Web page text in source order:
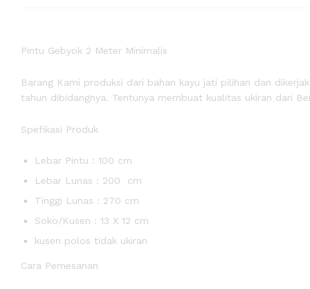
Pintu Gebyok 2 Meter Minimalis
Barang Kami produksi dari bahan kayu jati pilihan dan
tahun dibidangnya. Tentunya membuat kualitas ukiran dari
Spefikasi Produk
Lebar Pintu : 100 cm
Lebar Lunas : 200 cm
Tinggi Lunas : 270 cm
Soko/Kusen : 13 X 12 cm
kusen polos tidak ukiran
Cara Pemesanan